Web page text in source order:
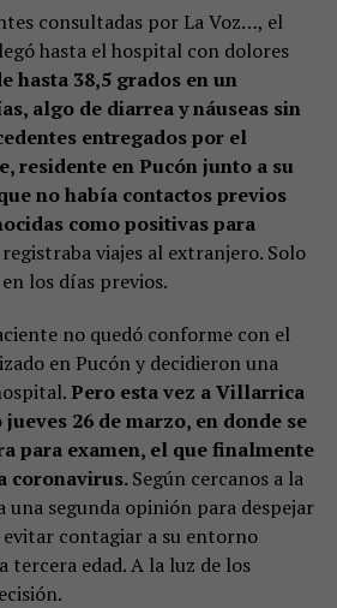
consultadas por La Voz…, el
hasta el hospital con dolores
hasta 38,5 grados en un
algo de diarrea y náuseas sin
entregados por el
residente en Pucón junto a su
no había contactos previos
como positivas para
viajes al extranjero. Solo
los días previos.
no quedó conforme con el
en Pucón y decidieron una
Pero esta vez a Villarrica
26 de marzo, en donde se
para examen, el que finalmente
coronavirus.Según cercanos a la
segunda opinión para despejar
contagiar a su entorno
tercera edad. A la luz de los